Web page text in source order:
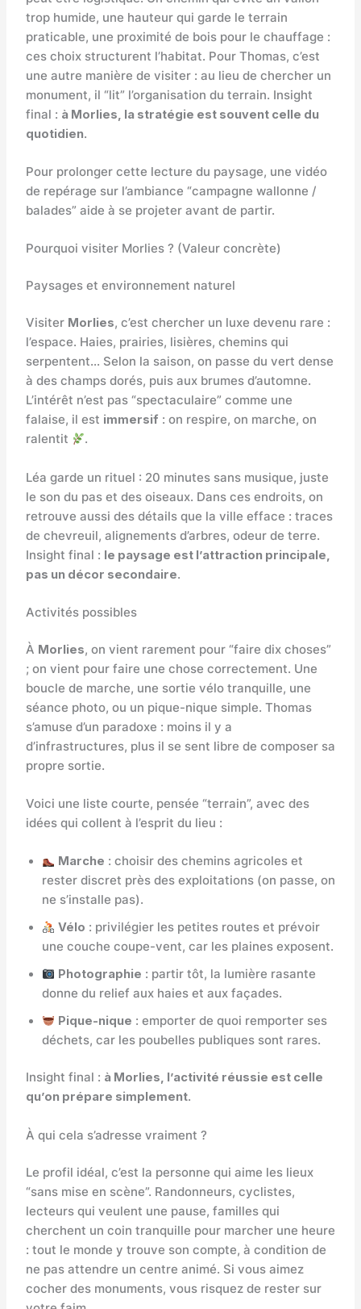
trop humide, une hauteur qui garde le terrain
praticable, une proximité de bois pour le chauffage :
ces choix structurent l’habitat. Pour Thomas, c’est
une autre manière de visiter : au lieu de chercher un
monument, il “lit” l’organisation du terrain. Insight
final : à Morlies, la stratégie est souvent celle du
quotidien.
Pour prolonger cette lecture du paysage, une vidéo
de repérage sur l’ambiance “campagne wallonne /
balades” aide à se projeter avant de partir.
Pourquoi visiter Morlies ? (Valeur concrète)
Paysages et environnement naturel
Visiter Morlies, c’est chercher un luxe devenu rare :
l’espace. Haies, prairies, lisières, chemins qui
serpentent… Selon la saison, on passe du vert dense
à des champs dorés, puis aux brumes d’automne.
L’intérêt n’est pas “spectaculaire” comme une
falaise, il est immersif : on respire, on marche, on
ralentit
.
Léa garde un rituel : 20 minutes sans musique, juste
le son du pas et des oiseaux. Dans ces endroits, on
retrouve aussi des détails que la ville efface : traces
de chevreuil, alignements d’arbres, odeur de terre.
Insight final : le paysage est l’attraction principale,
pas un décor secondaire.
Activités possibles
À Morlies, on vient rarement pour “faire dix choses”
; on vient pour faire une chose correctement. Une
boucle de marche, une sortie vélo tranquille, une
séance photo, ou un pique-nique simple. Thomas
s’amuse d’un paradoxe : moins il y a
d’infrastructures, plus il se sent libre de composer sa
propre sortie.
Voici une liste courte, pensée “terrain”, avec des
idées qui collent à l’esprit du lieu :
Marche : choisir des chemins agricoles et
rester discret près des exploitations (on passe, on
ne s’installe pas).
Vélo : privilégier les petites routes et prévoir
une couche coupe-vent, car les plaines exposent.
Photographie : partir tôt, la lumière rasante
donne du relief aux haies et aux façades.
Pique-nique : emporter de quoi remporter ses
déchets, car les poubelles publiques sont rares.
Insight final : à Morlies, l’activité réussie est celle
qu’on prépare simplement.
À qui cela s’adresse vraiment ?
Le profil idéal, c’est la personne qui aime les lieux
“sans mise en scène”. Randonneurs, cyclistes,
lecteurs qui veulent une pause, familles qui
cherchent un coin tranquille pour marcher une heure
: tout le monde y trouve son compte, à condition de
ne pas attendre un centre animé. Si vous aimez
cocher des monuments, vous risquez de rester sur